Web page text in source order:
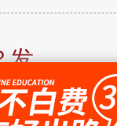
发
州高中生优质
广阔就…更多>>